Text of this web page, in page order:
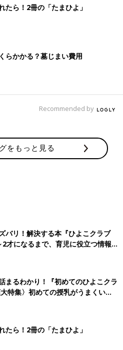
たら！2冊の「たまひよ」
らかかる？墓じまい費用
Recommended by
をもっと見る
バリ！解決する本『ひよこクラブ
になるまで、育児に役立つ情報が
まるわかり！『初めてのひよこクラ
特集〉初めての授乳がうまくい
ルクの基本と夏のトラブル 解決テ
たら！2冊の「たまひよ」